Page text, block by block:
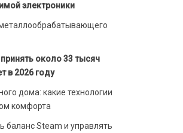
электроники
около 33 тысяч
в 2026 году
дома: какие технологии
комфорта
баланс Steam и управлять